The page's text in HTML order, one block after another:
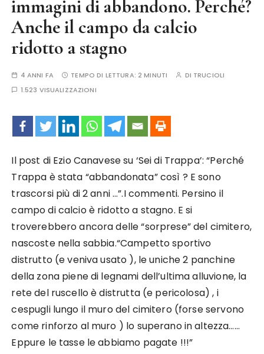
immagini di abbandono. Perché?
Anche il campo da calcio
ridotto a stagno
4 ANNI FA TEMPO DI LETTURA:2 MINUTI DI TRUCIOLI
1.523 VISUALIZZAZIONI
Il post di Ezio Canavese su ‘Sei di Trappa’: “Perché
Trappa è stata “abbandonata” così ? E sono
trascorsi più di 2 anni …”.I commenti. Persino il
campo di calcio è ridotto a stagno. E si
troverebbero ancora delle “sorprese” del cimitero,
nascoste nella sabbia.“Campetto sportivo
distrutto (e veniva usato ), le uniche 2 panchine
della zona piene di legnami dell’ultima alluvione, la
rete del ruscello è distrutta (e pericolosa) , i
cespugli lungo il muro del cimitero (forse servono
come rinforzo al muro ) lo superano in altezza……
Eppure le tasse le abbiamo pagate !!!”